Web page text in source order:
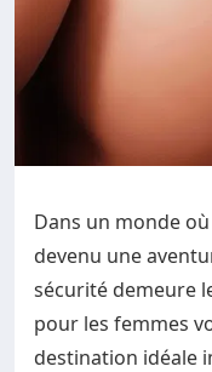
Dans un monde
devenu une
sécurité demeure
pour les femmes
destination idéale